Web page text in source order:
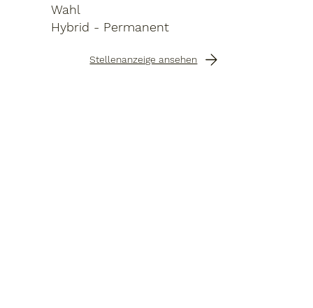
Wahl
Hybrid - Permanent
Stellenanzeige ansehen